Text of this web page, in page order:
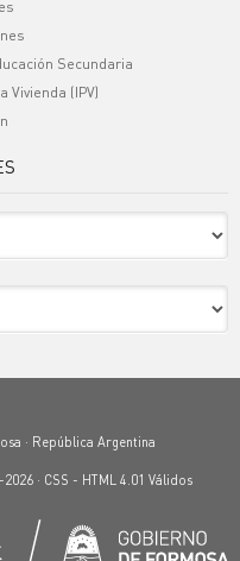
Secundaria
Vivienda (IPV)
· República Argentina
· CSS - HTML 4.01 Válidos